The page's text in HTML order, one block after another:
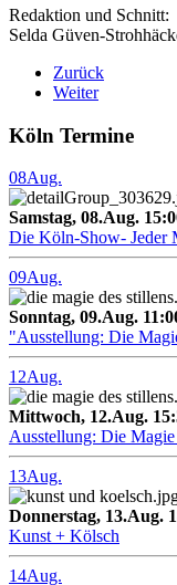
Redaktion und Schnitt:
Selda Güven-
Zurück
Weiter
Köln Termine
08Aug.
Samstag, 08.Aug.
Die Köln-Show- Jeder
09Aug.
Sonntag, 09.Aug.
"Ausstellung: Die
12Aug.
Mittwoch, 12.Aug.
Ausstellung: Die
13Aug.
Donnerstag, 13.Aug.
Kunst + Kölsch
14Aug.